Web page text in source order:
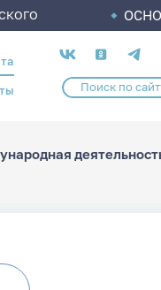
Социальные
сети